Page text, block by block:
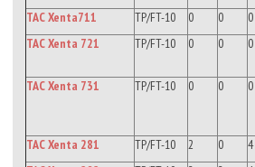
TAC Xenta711 TP/FT-10 0 0 0
TAC Xenta 721
TP/FT-10 0 0 0
TAC Xenta 731 TP/FT-10 0 0 0
TAC Xenta 281 TP/FT-10 2 0 4